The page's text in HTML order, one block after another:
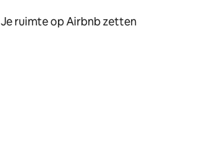
Je ruimte op Airbnb zetten